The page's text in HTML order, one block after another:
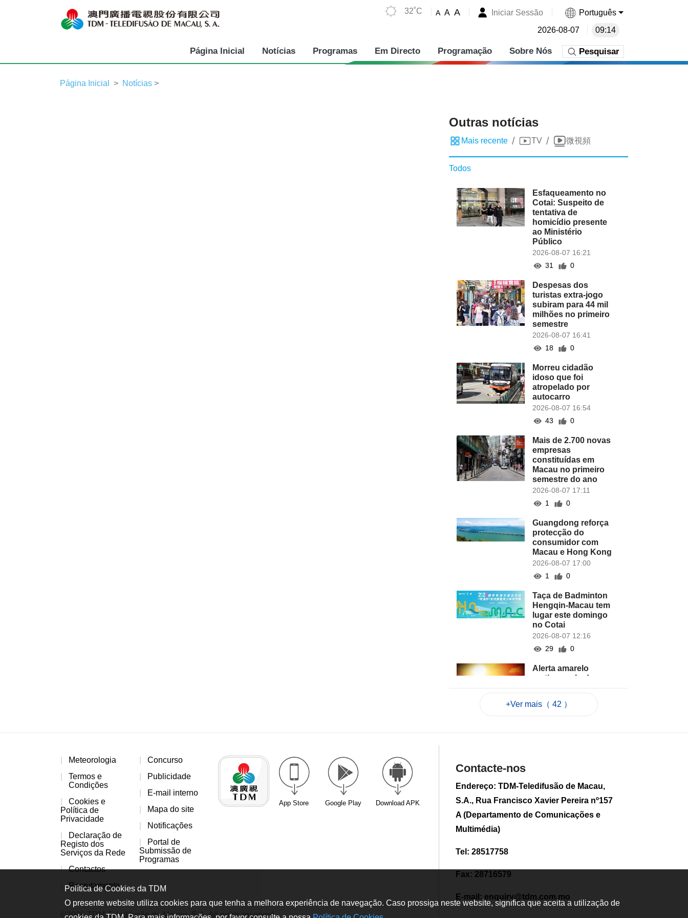
32˚C A A A Iniciar Sessão Português
2026-08-07 09:14
Página Inicial Notícias Programas Em Directo Programação Sobre Nós Pesquisar
Página Inicial Notícias >
Outras notícias
Mais recente / TV / 微視頻
Todos
Esfaqueamento no
Cotai: Suspeito de
tentativa de
homicídio presente
ao Ministério
Público
2026-08-07 16:21
31
0
Despesas dos
turistas extra-jogo
subiram para 44 mil
milhões no primeiro
semestre
2026-08-07 16:41
18
0
Morreu cidadão
idoso que foi
atropelado por
autocarro
2026-08-07 16:54
43
0
Mais de 2.700 novas
empresas
constituídas em
Macau no primeiro
semestre do ano
2026-08-07 17:11
1
0
Guangdong reforça
protecção do
consumidor com
Macau e Hong Kong
2026-08-07 17:00
1
0
Taça de Badminton
Hengqin-Macau tem
lugar este domingo
no Cotai
2026-08-07 12:16
29
0
Alerta amarelo
motiva apelo dos
hipertermia
Internacional de
Macau e Hengqin
2026-08-07 10:34
Trovoada» e acções
2026-08-07 06:00
+Ver mais（ 42 ）
Meteorologia
Termos e
Condições
Cookies e
Política de
Privacidade
Declaração de
Registo dos
Serviços da Rede
Contactos
Recrutamento
Concurso
Publicidade
E-mail interno
Mapa do site
Notificações
Portal de
Submissão de
Programas
App Store Google Play Download APK
©2026 TDM-Teledifusão de Macau, S.A. All rights reserved
Contacte-nos
Endereço: TDM-Teledifusão de Macau,
S.A., Rua Francisco Xavier Pereira nº157
A (Departamento de Comunicações e
Multimédia)
Tel: 28517758
Fax: 28716579
E-mail: enquiry@tdm.com.mo
Política de Cookies da TDM
O presente website utiliza cookies para que tenha a melhora experiência de navegação. Caso prossiga neste website, significa que aceita a utilização de